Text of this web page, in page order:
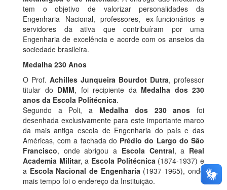
tem o objetivo de valorizar personalidades da
Engenharia Nacional, professores, ex-funcionários e
servidores da ativa que contribuíram por uma
Engenharia de excelência e acorde com os anseios da
sociedade brasileira.
Medalha 230 Anos
O Prof. Achilles Junqueira Bourdot Dutra, professor
titular do DMM, foi recipiente da Medalha dos 230
anos da Escola Politécnica.
Segundo a Poli, a Medalha dos 230 anos foi
desenhada exclusivamente para este importante marco
da mais antiga escola de Engenharia do país e das
Américas, com a fachada do Prédio do Largo do São
Francisco, onde abrigou a Escola Central, a Real
Academia Militar, a Escola Politécnica (1874-1937) e
a Escola Nacional de Engenharia (1937-1965), onde
mais tempo foi o endereço da Instituição.